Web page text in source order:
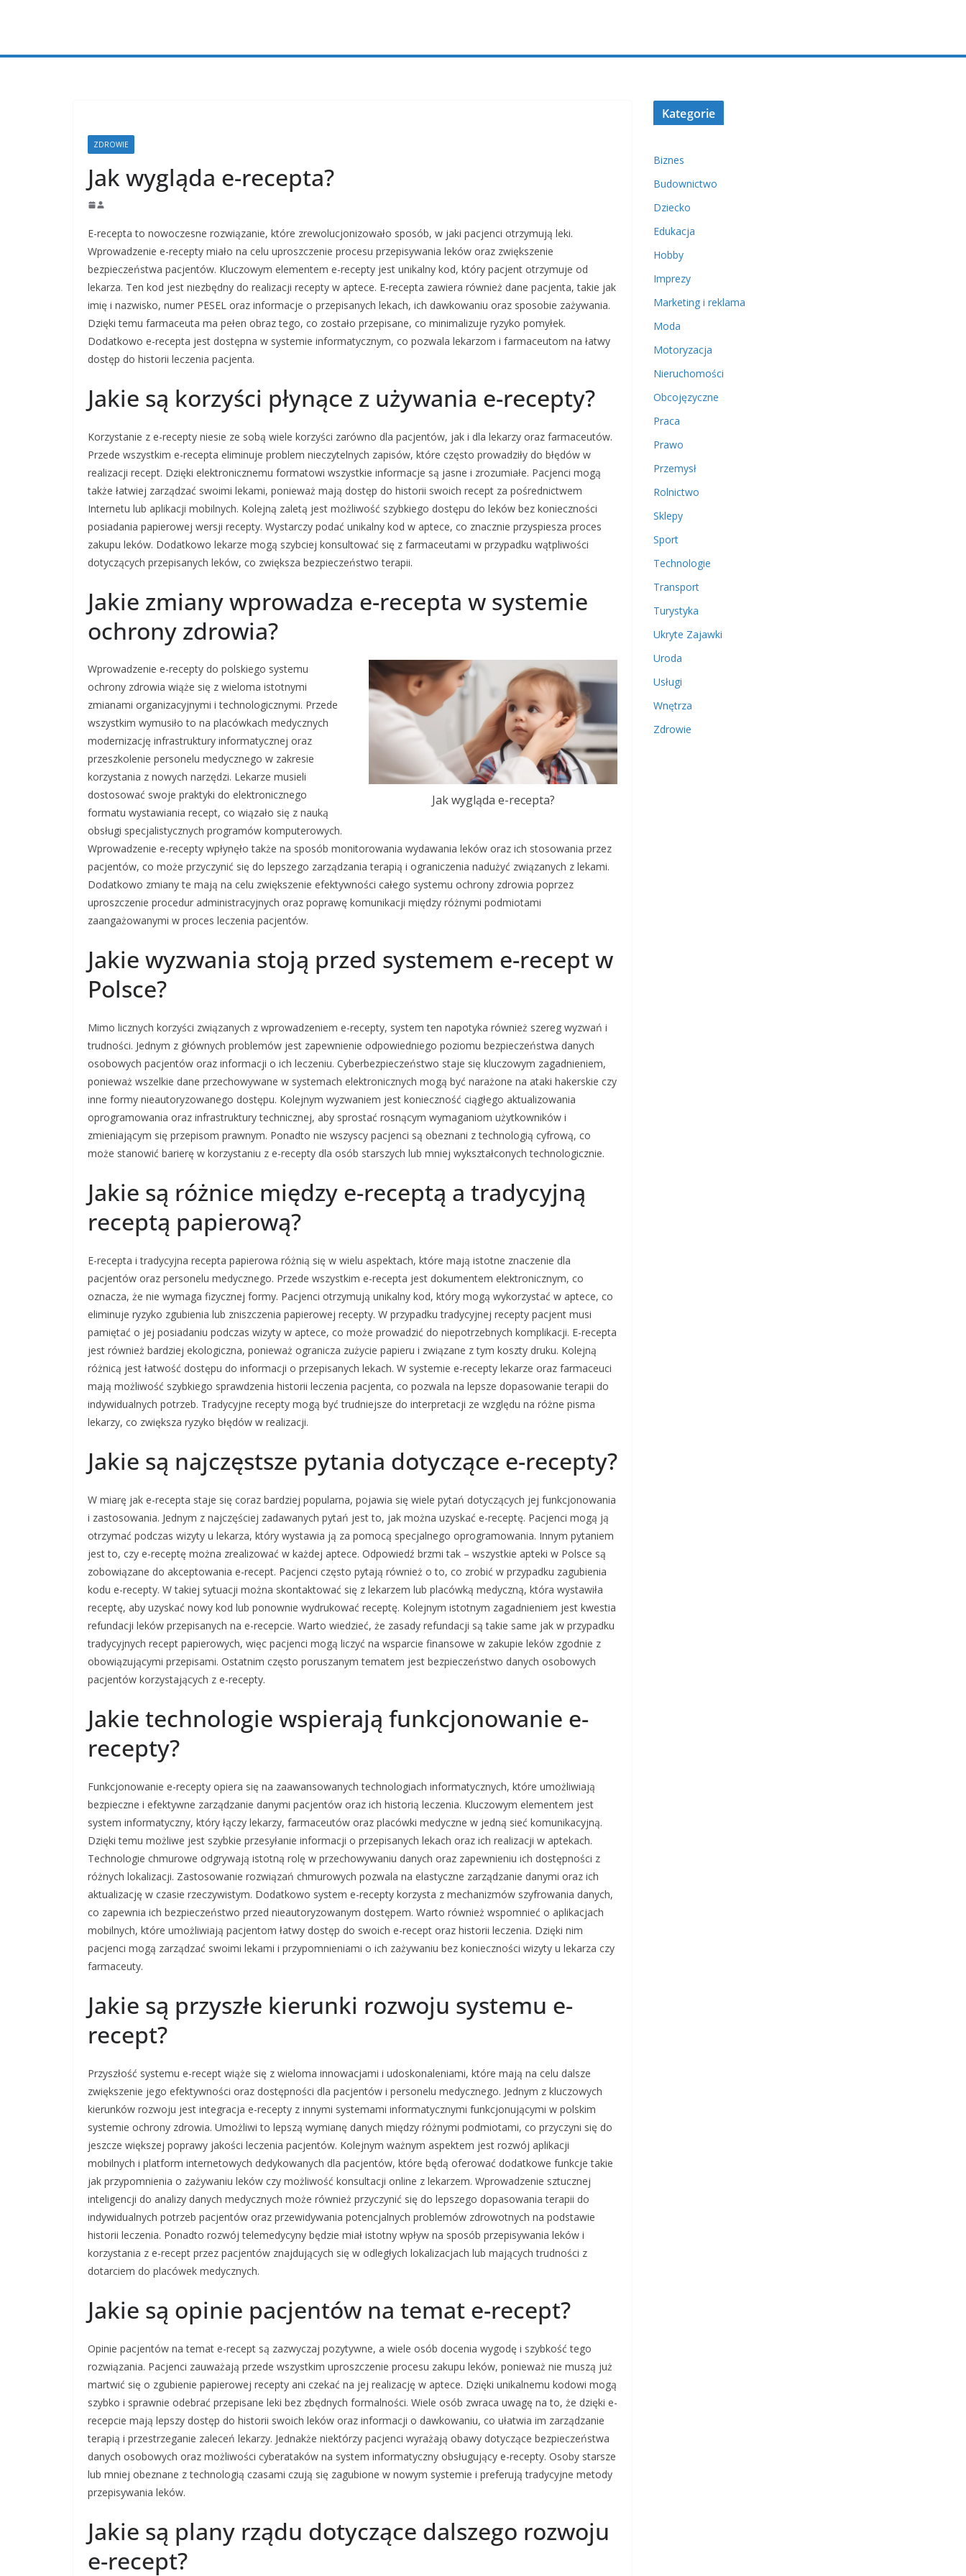
ZDROWIE
Jak wygląda e-recepta?
E-recepta to nowoczesne rozwiązanie, które zrewolucjonizowało sposób, w jaki pacjenci otrzymują leki.
Wprowadzenie e-recepty miało na celu uproszczenie procesu przepisywania leków oraz zwiększenie
bezpieczeństwa pacjentów. Kluczowym elementem e-recepty jest unikalny kod, który pacjent otrzymuje od
lekarza. Ten kod jest niezbędny do realizacji recepty w aptece. E-recepta zawiera również dane pacjenta, takie jak
imię i nazwisko, numer PESEL oraz informacje o przepisanych lekach, ich dawkowaniu oraz sposobie zażywania.
Dzięki temu farmaceuta ma pełen obraz tego, co zostało przepisane, co minimalizuje ryzyko pomyłek.
Dodatkowo e-recepta jest dostępna w systemie informatycznym, co pozwala lekarzom i farmaceutom na łatwy
dostęp do historii leczenia pacjenta.
Jakie są korzyści płynące z używania e-recepty?
Korzystanie z e-recepty niesie ze sobą wiele korzyści zarówno dla pacjentów, jak i dla lekarzy oraz farmaceutów.
Przede wszystkim e-recepta eliminuje problem nieczytelnych zapisów, które często prowadziły do błędów w
realizacji recept. Dzięki elektronicznemu formatowi wszystkie informacje są jasne i zrozumiałe. Pacjenci mogą
także łatwiej zarządzać swoimi lekami, ponieważ mają dostęp do historii swoich recept za pośrednictwem
Internetu lub aplikacji mobilnych. Kolejną zaletą jest możliwość szybkiego dostępu do leków bez konieczności
posiadania papierowej wersji recepty. Wystarczy podać unikalny kod w aptece, co znacznie przyspiesza proces
zakupu leków. Dodatkowo lekarze mogą szybciej konsultować się z farmaceutami w przypadku wątpliwości
dotyczących przepisanych leków, co zwiększa bezpieczeństwo terapii.
Jakie zmiany wprowadza e-recepta w systemie
ochrony zdrowia?
Jak wygląda e-recepta?
Wprowadzenie e-recepty do polskiego systemu
ochrony zdrowia wiąże się z wieloma istotnymi
zmianami organizacyjnymi i technologicznymi. Przede
wszystkim wymusiło to na placówkach medycznych
modernizację infrastruktury informatycznej oraz
przeszkolenie personelu medycznego w zakresie
korzystania z nowych narzędzi. Lekarze musieli
dostosować swoje praktyki do elektronicznego
formatu wystawiania recept, co wiązało się z nauką
obsługi specjalistycznych programów komputerowych.
Wprowadzenie e-recepty wpłynęło także na sposób monitorowania wydawania leków oraz ich stosowania przez
pacjentów, co może przyczynić się do lepszego zarządzania terapią i ograniczenia nadużyć związanych z lekami.
Dodatkowo zmiany te mają na celu zwiększenie efektywności całego systemu ochrony zdrowia poprzez
uproszczenie procedur administracyjnych oraz poprawę komunikacji między różnymi podmiotami
zaangażowanymi w proces leczenia pacjentów.
Jakie wyzwania stoją przed systemem e-recept w
Polsce?
Mimo licznych korzyści związanych z wprowadzeniem e-recepty, system ten napotyka również szereg wyzwań i
trudności. Jednym z głównych problemów jest zapewnienie odpowiedniego poziomu bezpieczeństwa danych
osobowych pacjentów oraz informacji o ich leczeniu. Cyberbezpieczeństwo staje się kluczowym zagadnieniem,
ponieważ wszelkie dane przechowywane w systemach elektronicznych mogą być narażone na ataki hakerskie czy
inne formy nieautoryzowanego dostępu. Kolejnym wyzwaniem jest konieczność ciągłego aktualizowania
oprogramowania oraz infrastruktury technicznej, aby sprostać rosnącym wymaganiom użytkowników i
zmieniającym się przepisom prawnym. Ponadto nie wszyscy pacjenci są obeznani z technologią cyfrową, co
może stanowić barierę w korzystaniu z e-recepty dla osób starszych lub mniej wykształconych technologicznie.
Jakie są różnice między e-receptą a tradycyjną
receptą papierową?
E-recepta i tradycyjna recepta papierowa różnią się w wielu aspektach, które mają istotne znaczenie dla
pacjentów oraz personelu medycznego. Przede wszystkim e-recepta jest dokumentem elektronicznym, co
oznacza, że nie wymaga fizycznej formy. Pacjenci otrzymują unikalny kod, który mogą wykorzystać w aptece, co
eliminuje ryzyko zgubienia lub zniszczenia papierowej recepty. W przypadku tradycyjnej recepty pacjent musi
pamiętać o jej posiadaniu podczas wizyty w aptece, co może prowadzić do niepotrzebnych komplikacji. E-recepta
jest również bardziej ekologiczna, ponieważ ogranicza zużycie papieru i związane z tym koszty druku. Kolejną
różnicą jest łatwość dostępu do informacji o przepisanych lekach. W systemie e-recepty lekarze oraz farmaceuci
mają możliwość szybkiego sprawdzenia historii leczenia pacjenta, co pozwala na lepsze dopasowanie terapii do
indywidualnych potrzeb. Tradycyjne recepty mogą być trudniejsze do interpretacji ze względu na różne pisma
lekarzy, co zwiększa ryzyko błędów w realizacji.
Jakie są najczęstsze pytania dotyczące e-recepty?
W miarę jak e-recepta staje się coraz bardziej popularna, pojawia się wiele pytań dotyczących jej funkcjonowania
i zastosowania. Jednym z najczęściej zadawanych pytań jest to, jak można uzyskać e-receptę. Pacjenci mogą ją
otrzymać podczas wizyty u lekarza, który wystawia ją za pomocą specjalnego oprogramowania. Innym pytaniem
jest to, czy e-receptę można zrealizować w każdej aptece. Odpowiedź brzmi tak – wszystkie apteki w Polsce są
zobowiązane do akceptowania e-recept. Pacjenci często pytają również o to, co zrobić w przypadku zagubienia
kodu e-recepty. W takiej sytuacji można skontaktować się z lekarzem lub placówką medyczną, która wystawiła
receptę, aby uzyskać nowy kod lub ponownie wydrukować receptę. Kolejnym istotnym zagadnieniem jest kwestia
refundacji leków przepisanych na e-recepcie. Warto wiedzieć, że zasady refundacji są takie same jak w przypadku
tradycyjnych recept papierowych, więc pacjenci mogą liczyć na wsparcie finansowe w zakupie leków zgodnie z
obowiązującymi przepisami. Ostatnim często poruszanym tematem jest bezpieczeństwo danych osobowych
pacjentów korzystających z e-recepty.
Jakie technologie wspierają funkcjonowanie e-
recepty?
Funkcjonowanie e-recepty opiera się na zaawansowanych technologiach informatycznych, które umożliwiają
bezpieczne i efektywne zarządzanie danymi pacjentów oraz ich historią leczenia. Kluczowym elementem jest
system informatyczny, który łączy lekarzy, farmaceutów oraz placówki medyczne w jedną sieć komunikacyjną.
Dzięki temu możliwe jest szybkie przesyłanie informacji o przepisanych lekach oraz ich realizacji w aptekach.
Technologie chmurowe odgrywają istotną rolę w przechowywaniu danych oraz zapewnieniu ich dostępności z
różnych lokalizacji. Zastosowanie rozwiązań chmurowych pozwala na elastyczne zarządzanie danymi oraz ich
aktualizację w czasie rzeczywistym. Dodatkowo system e-recepty korzysta z mechanizmów szyfrowania danych,
co zapewnia ich bezpieczeństwo przed nieautoryzowanym dostępem. Warto również wspomnieć o aplikacjach
mobilnych, które umożliwiają pacjentom łatwy dostęp do swoich e-recept oraz historii leczenia. Dzięki nim
pacjenci mogą zarządzać swoimi lekami i przypomnieniami o ich zażywaniu bez konieczności wizyty u lekarza czy
farmaceuty.
Jakie są przyszłe kierunki rozwoju systemu e-
recept?
Przyszłość systemu e-recept wiąże się z wieloma innowacjami i udoskonaleniami, które mają na celu dalsze
zwiększenie jego efektywności oraz dostępności dla pacjentów i personelu medycznego. Jednym z kluczowych
kierunków rozwoju jest integracja e-recepty z innymi systemami informatycznymi funkcjonującymi w polskim
systemie ochrony zdrowia. Umożliwi to lepszą wymianę danych między różnymi podmiotami, co przyczyni się do
jeszcze większej poprawy jakości leczenia pacjentów. Kolejnym ważnym aspektem jest rozwój aplikacji
mobilnych i platform internetowych dedykowanych dla pacjentów, które będą oferować dodatkowe funkcje takie
jak przypomnienia o zażywaniu leków czy możliwość konsultacji online z lekarzem. Wprowadzenie sztucznej
inteligencji do analizy danych medycznych może również przyczynić się do lepszego dopasowania terapii do
indywidualnych potrzeb pacjentów oraz przewidywania potencjalnych problemów zdrowotnych na podstawie
historii leczenia. Ponadto rozwój telemedycyny będzie miał istotny wpływ na sposób przepisywania leków i
korzystania z e-recept przez pacjentów znajdujących się w odległych lokalizacjach lub mających trudności z
dotarciem do placówek medycznych.
Jakie są opinie pacjentów na temat e-recept?
Opinie pacjentów na temat e-recept są zazwyczaj pozytywne, a wiele osób docenia wygodę i szybkość tego
rozwiązania. Pacjenci zauważają przede wszystkim uproszczenie procesu zakupu leków, ponieważ nie muszą już
martwić się o zgubienie papierowej recepty ani czekać na jej realizację w aptece. Dzięki unikalnemu kodowi mogą
szybko i sprawnie odebrać przepisane leki bez zbędnych formalności. Wiele osób zwraca uwagę na to, że dzięki e-
recepcie mają lepszy dostęp do historii swoich leków oraz informacji o dawkowaniu, co ułatwia im zarządzanie
terapią i przestrzeganie zaleceń lekarzy. Jednakże niektórzy pacjenci wyrażają obawy dotyczące bezpieczeństwa
danych osobowych oraz możliwości cyberataków na system informatyczny obsługujący e-recepty. Osoby starsze
lub mniej obeznane z technologią czasami czują się zagubione w nowym systemie i preferują tradycyjne metody
przepisywania leków.
Jakie są plany rządu dotyczące dalszego rozwoju
e-recept?
Kategorie
Biznes
Budownictwo
Dziecko
Edukacja
Hobby
Imprezy
Marketing i reklama
Moda
Motoryzacja
Nieruchomości
Obcojęzyczne
Praca
Prawo
Przemysł
Rolnictwo
Sklepy
Sport
Technologie
Transport
Turystyka
Ukryte Zajawki
Uroda
Usługi
Wnętrza
Zdrowie